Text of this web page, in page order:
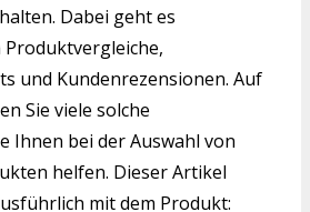
Dabei geht es
und Kundenrezensionen. Auf
Sie viele solche
Ihnen bei der Auswahl von
helfen. Dieser Artikel
mit dem Produkt: